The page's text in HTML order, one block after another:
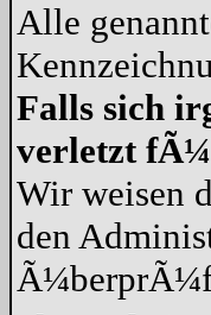
Alle
Falls sich
verletzt
Wir weisen
den